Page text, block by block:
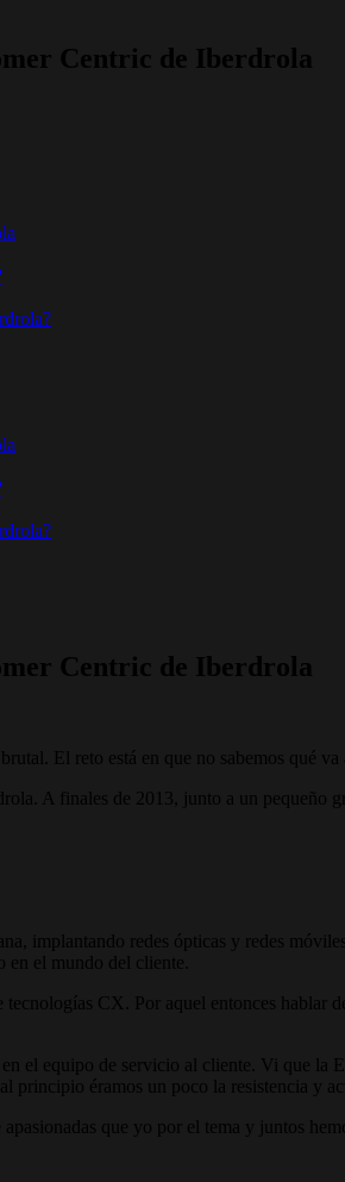
Centric de Iberdrola
Centric de Iberdrola
El reto está en que no sabemos qué va
A finales de 2013, junto a un
implantando redes ópticas y redes
en el mundo del cliente.
CX. Por aquel entonces
el equipo de servicio al cliente. Vi que la
principio éramos un poco la resistencia y
que yo por el tema y juntos